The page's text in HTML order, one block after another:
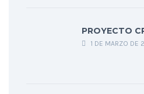
PROYECTO
1 DE MARZO DE